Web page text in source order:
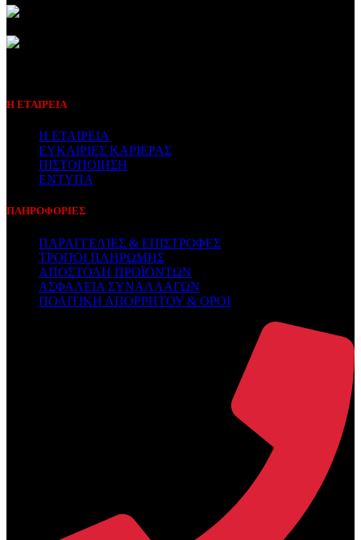
Η ΕΤΑΙΡΕΙΑ
Η ΕΤΑΙΡΕΙΑ
ΕΥΚΑΙΡΙΕΣ ΚΑΡΙΕΡΑΣ
ΠΙΣΤΟΠΟΙΗΣΗ
ΕΝΤΥΠΑ
ΠΛΗΡΟΦΟΡΙΕΣ
ΠΑΡΑΓΓΕΛΙΕΣ & ΕΠΙΣΤΡΟΦΕΣ
ΤΡΟΠΟΙ ΠΛΗΡΩΜΗΣ
ΑΠΟΣΤΟΛΗ ΠΡΟΪΟΝΤΩΝ
ΑΣΦΑΛΕΙΑ ΣΥΝΑΛΛΑΓΩΝ
ΠΟΛΙΤΙΚΗ ΑΠΟΡΡΗΤΟΥ & ΟΡΟΙ